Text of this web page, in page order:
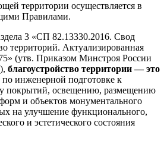
территории осуществляется в
Правилами.
3 «СП 82.13330.2016. Свод
территорий. Актуализированная
(утв. Приказом Минстроя России
благоустройство территории — это
инженерной подготовке к
покрытий, освещению, размещению
и объектов монументального
на улучшение функционального,
и эстетического состояния